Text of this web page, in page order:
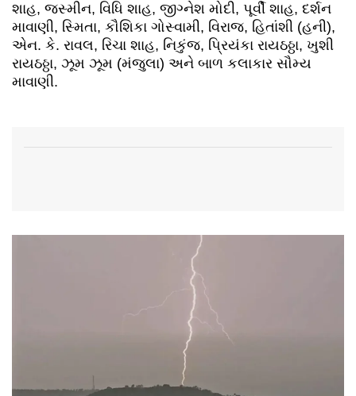
શાહ, જસ્મીન, વિધિ શાહ, જીગ્નેશ મોદી, પૂર્વી શાહ, દર્શન
માવાણી, સ્મિતા, કૌશિકા ગોસ્વામી, વિરાજ, હિતાંશી (હની),
એન. કે. રાવલ, રિચા શાહ, નિકુંજ, પ્રિયંકા રાયઠઠ્ઠા, ખુશી
રાયઠઠ્ઠા, ઝૂમ ઝૂમ (મંજુલા) અને બાળ કલાકાર સૌમ્ય
માવાણી.